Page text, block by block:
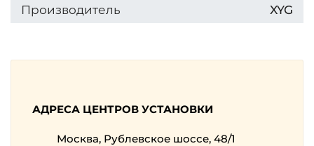
Производитель
XYG
АДРЕСА ЦЕНТРОВ УСТАНОВКИ
Москва, Рублевское шоссе, 48/1